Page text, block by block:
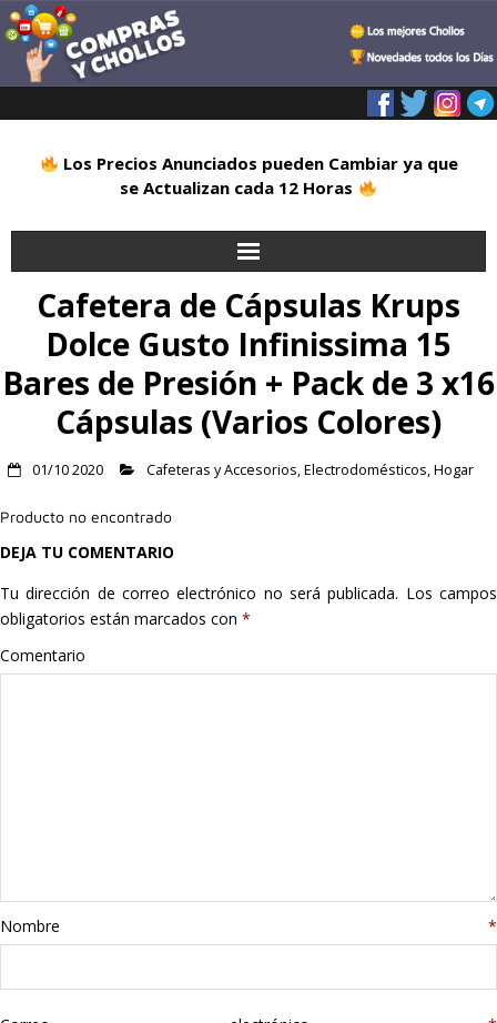
Los Precios Anunciados pueden Cambiar ya que
se Actualizan cada 12 Horas
Inicio
Alimentación
Blog
Deportes
Hogar
Listas
libros
Cafetera de Cápsulas Krups
Dolce Gusto Infinissima 15
Bares de Presión + Pack de 3 x16
Cápsulas (Varios Colores)
01/10 2020 Cafeteras y Accesorios,Electrodomésticos,Hogar
Producto no encontrado
DEJA TU COMENTARIO
Tu dirección de correo electrónico no será publicada. Los campos
obligatorios están marcados con *
Comentario
Nombre *